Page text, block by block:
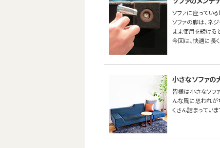
ソファに座ってい
ソファの脚は、ネ
まま使用を続ける
今回は、快適に長
小さなソファの
皆様は小さなソフ
んな風に思われが
くさん詰まってい